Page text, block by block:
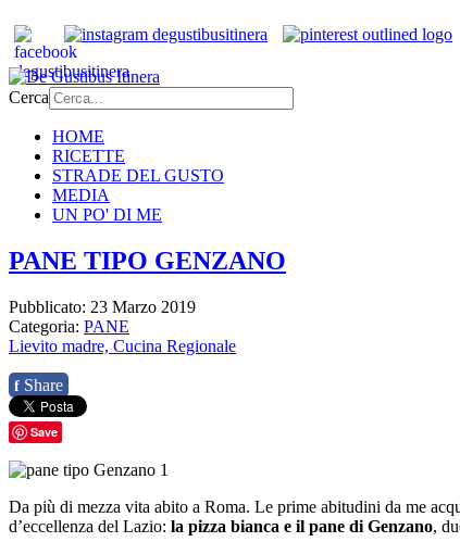
Cerca
HOME
RICETTE
STRADE DEL GUSTO
MEDIA
UN PO' DI ME
PANE TIPO GENZANO
Pubblicato: 23 Marzo 2019
Categoria: PANE
Lievito madre, Cucina Regionale
f Share
Save
Da più di mezza vita abito a Roma. Le prime abitudini da me
d’eccellenza del Lazio: la pizza bianca e il pane di Genzano,